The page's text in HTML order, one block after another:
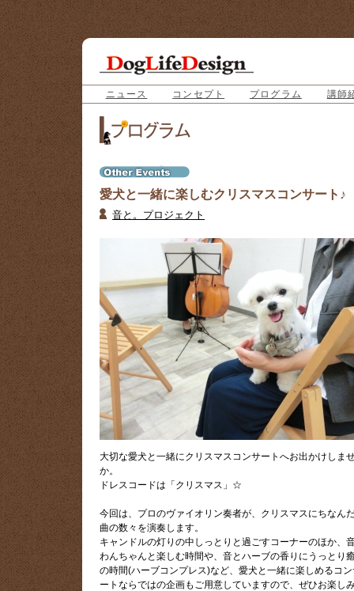
ニュース コンセプト プログラム 講師
愛犬と一緒に楽しむクリスマスコンサート♪
音と。プロジェクト
大切な愛犬と一緒にクリスマスコンサートへお出かけしま
か。
ドレスコードは「クリスマス」☆
今回は、プロのヴァイオリン奏者が、クリスマスにちなん
曲の数々を演奏します。
キャンドルの灯りの中しっとりと過ごすコーナーのほか、
わんちゃんと楽しむ時間や、音とハーブの香りにうっとり
の時間(ハーブコンプレス)など、愛犬と一緒に楽しめるコ
ートならではの企画もご用意していますので、ぜひお楽し